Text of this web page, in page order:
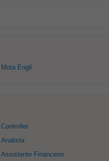
Mota Engil
Controller
Analista
Assistente Financeiro